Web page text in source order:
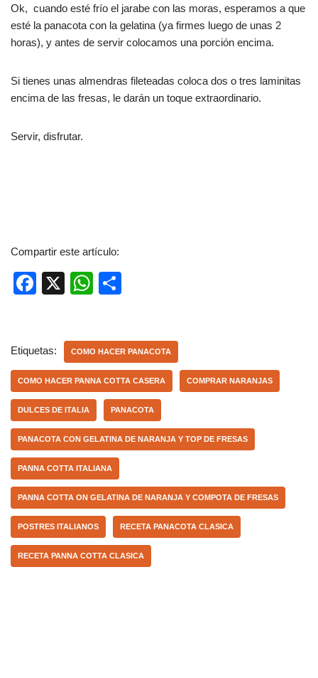
Ok, cuando esté frío el jarabe con las moras, esperamos a que
esté la panacota con la gelatina (ya firmes luego de unas 2
horas), y antes de servir colocamos una porción encima.
Si tienes unas almendras fileteadas coloca dos o tres laminitas
encima de las fresas, le darán un toque extraordinario.
Servir, disfrutar.
Compartir este artículo:
F
e
b
o
o
k
X
W
s
A
p
p
p
ar
tir
Etiquetas: COMO HACER PANACOTA
COMO HACER PANNA COTTA CASERA COMPRAR NARANJAS
DULCES DE ITALIA PANACOTA
PANACOTA CON GELATINA DE NARANJA Y TOP DE FRESAS
PANNA COTTA ITALIANA
PANNA COTTA ON GELATINA DE NARANJA Y COMPOTA DE FRESAS
POSTRES ITALIANOS RECETA PANACOTA CLASICA
RECETA PANNA COTTA CLASICA